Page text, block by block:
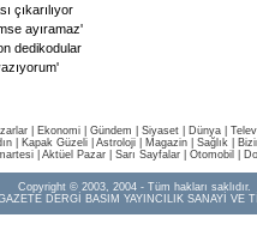
çıkarılıyor
ayıramaz'
dedikodular
Ekonomi Gündem Siyaset Dünya |
Kapak Güzeli Astroloji Magazin Sağlık
| Aktüel Pazar| Sarı Sayfalar| Otomobil
Copyright © 2003, 2004 - Tüm hakları saklıdır.
DERGİ BASIM YAYINCILIK SANAYİ VE